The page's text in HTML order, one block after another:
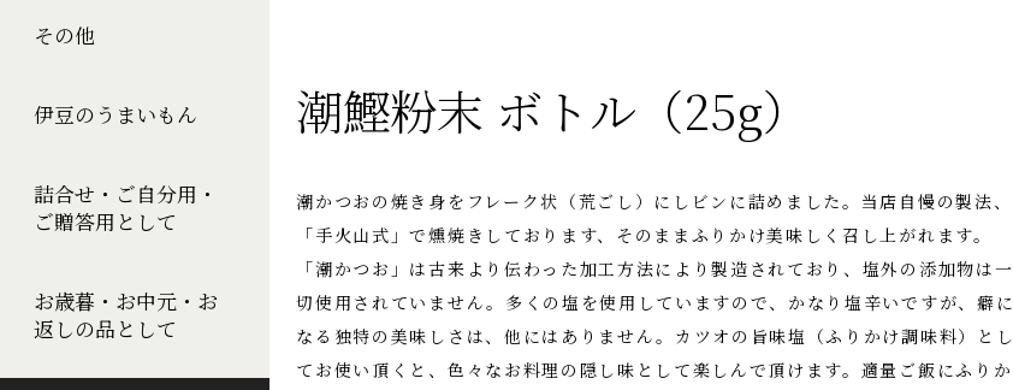
その他
伊豆のうまいもん
詰合せ・ご自分用・
ご贈答用として
お歳暮・お中元・お
返しの品として
潮鰹粉末 ボトル（25g）
潮かつおの焼き身をフレーク状（荒ごし）にしビンに詰めました。当店自慢の製法、
「手火山式」で燻焼きしております、そのままふりかけ美味しく召し上がれます。
「潮かつお」は古来より伝わった加工方法により製造されており、塩外の添加物は一
切使用されていません。多くの塩を使用していますので、かなり塩辛いですが、癖に
なる独特の美味しさは、他にはありません。カツオの旨味塩（ふりかけ調味料）とし
てお使い頂くと、色々なお料理の隠し味として楽しんで頂けます。適量ご飯にふりか